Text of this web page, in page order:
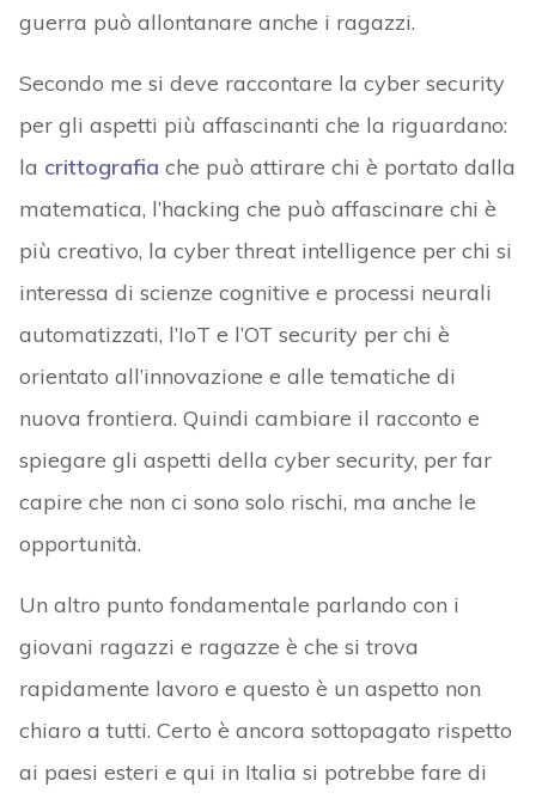
guerra può allontanare anche i ragazzi.
Secondo me si deve raccontare la cyber security
per gli aspetti più affascinanti che la riguardano:
la crittografia che può attirare chi è portato dalla
matematica, l’hacking che può affascinare chi è
più creativo, la cyber threat intelligence per chi si
interessa di scienze cognitive e processi neurali
automatizzati, l’IoT e l’OT security per chi è
orientato all’innovazione e alle tematiche di
nuova frontiera. Quindi cambiare il racconto e
spiegare gli aspetti della cyber security, per far
capire che non ci sono solo rischi, ma anche le
opportunità.
Un altro punto fondamentale parlando con i
giovani ragazzi e ragazze è che si trova
rapidamente lavoro e questo è un aspetto non
chiaro a tutti. Certo è ancora sottopagato rispetto
ai paesi esteri e qui in Italia si potrebbe fare di